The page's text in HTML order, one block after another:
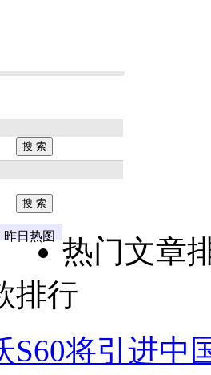
昨日热图
热门文章
排行
S60将引进中